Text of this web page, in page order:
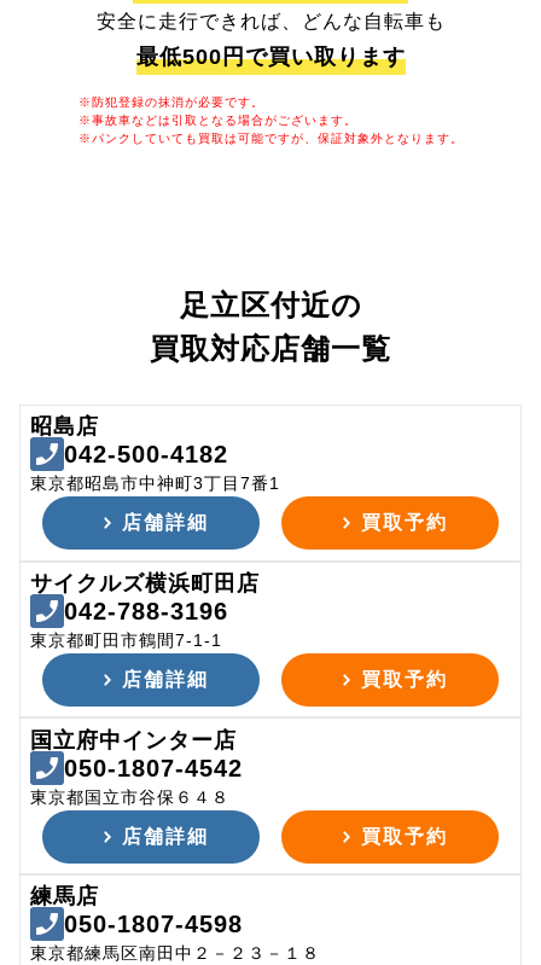
安全に走行できれば、どんな自転車も
最低500円で買い取ります
※防犯登録の抹消が必要です。
※事故車などは引取となる場合がございます。
※パンクしていても買取は可能ですが、保証対象外となります。
足立区付近の
買取対応店舗一覧
昭島店
042-500-4182
東京都昭島市中神町3丁目7番1
店舗詳細 買取予約
サイクルズ横浜町田店
042-788-3196
東京都町田市鶴間7-1-1
店舗詳細 買取予約
国立府中インター店
050-1807-4542
東京都国立市谷保６４８
店舗詳細 買取予約
練馬店
050-1807-4598
東京都練馬区南田中２－２３－１８